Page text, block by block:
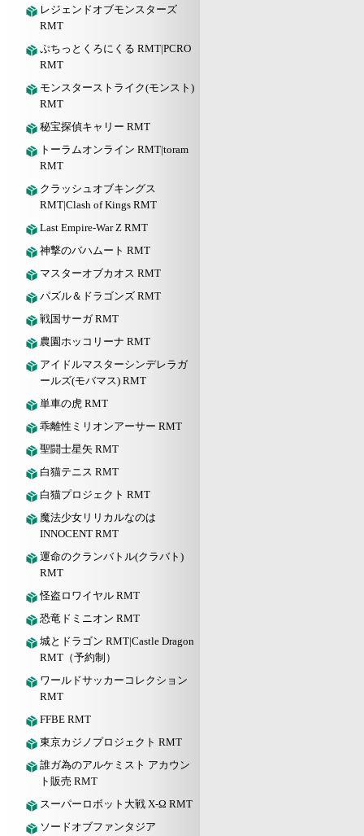
レジェンドオブモンスターズ
RMT
ぷちっとくろにくる RMT|PCRO
RMT
モンスターストライク(モンスト)
RMT
秘宝探偵キャリー RMT
トーラムオンライン RMT|toram
RMT
クラッシュオブキングス
RMT|Clash of Kings RMT
Last Empire-War Z RMT
神撃のバハムート RMT
マスターオブカオス RMT
パズル＆ドラゴンズ RMT
戦国サーガ RMT
農園ホッコリーナ RMT
アイドルマスターシンデレラガ
ールズ(モバマス) RMT
単車の虎 RMT
乖離性ミリオンアーサー RMT
聖闘士星矢 RMT
白猫テニス RMT
白猫プロジェクト RMT
魔法少女リリカルなのは
INNOCENT RMT
運命のクランバトル(クラバト)
RMT
怪盗ロワイヤル RMT
恐竜ドミニオン RMT
城とドラゴン RMT|Castle Dragon
RMT（予約制）
ワールドサッカーコレクション
RMT
FFBE RMT
東京カジノプロジェクト RMT
誰ガ為のアルケミスト アカウン
ト販売 RMT
スーパーロボット大戦 X-Ω RMT
ソードオブファンタジア